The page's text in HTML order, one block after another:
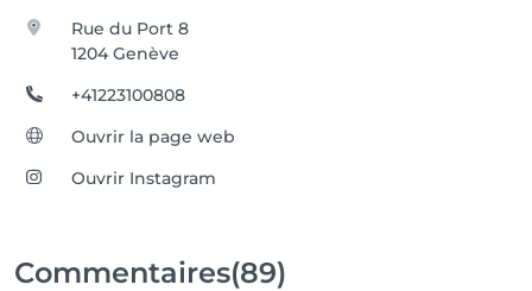
Rue du Port 8
1204 Genève
+41223100808
Ouvrir la page web
Ouvrir Instagram
Commentaires(89)